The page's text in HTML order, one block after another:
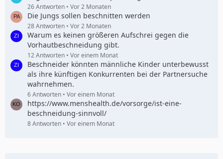
26 Antworten Vor 2 Monaten
Die Jungs sollen beschnitten werden
28 Antworten Vor 2 Monaten
Warum es keinen größeren Aufschrei gegen die
Vorhautbeschneidung gibt.
12 Antworten Vor einem Monat
Beschneider könnten männliche Kinder unterbewusst
als ihre künftigen Konkurrenten bei der Partnersuche
wahrnehmen.
6 Antworten Vor einem Monat
https://www.menshealth.de/vorsorge/ist-eine-
beschneidung-sinnvoll/
8 Antworten Vor einem Monat